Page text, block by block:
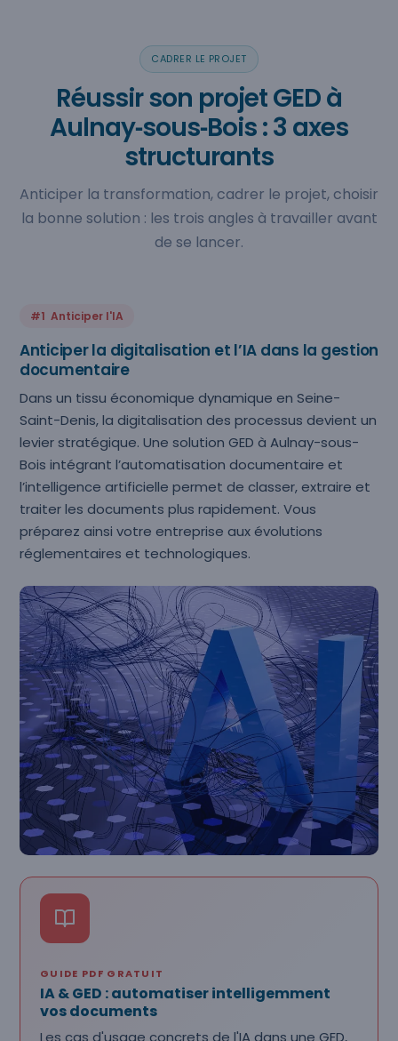
CADRER LE PROJET
Réussir son projet GED à
Aulnay‑sous‑Bois : 3 axes
structurants
Anticiper la transformation, cadrer le projet, choisir
la bonne solution : les trois angles à travailler avant
de se lancer.
#1 Anticiper l'IA
Anticiper la digitalisation et l’IA dans la gestion
documentaire
Dans un tissu économique dynamique en Seine-
Saint-Denis, la digitalisation des processus devient un
levier stratégique. Une solution GED à Aulnay-sous-
Bois intégrant l’automatisation documentaire et
l’intelligence artificielle permet de classer, extraire et
traiter les documents plus rapidement. Vous
préparez ainsi votre entreprise aux évolutions
réglementaires et technologiques.
GUIDE PDF GRATUIT
IA & GED : automatiser intelligemment
vos documents
Les cas d'usage concrets de l'IA dans une GED,